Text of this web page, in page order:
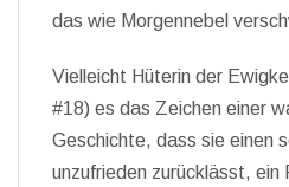
das wie Morgennebel
Vielleicht Hüterin der
#18) es das Zeichen einer
Geschichte, dass sie einen
unzufrieden zurücklässt, ein